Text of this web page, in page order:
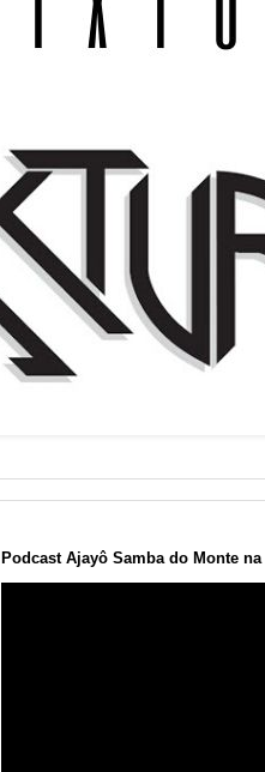
Podcast Ajayô Samba do Monte